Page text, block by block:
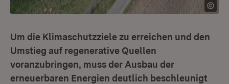
Um die Klimaschutzziele zu erreichen und den
Umstieg auf regenerative Quellen
voranzubringen, muss der Ausbau der
erneuerbaren Energien deutlich beschleunigt